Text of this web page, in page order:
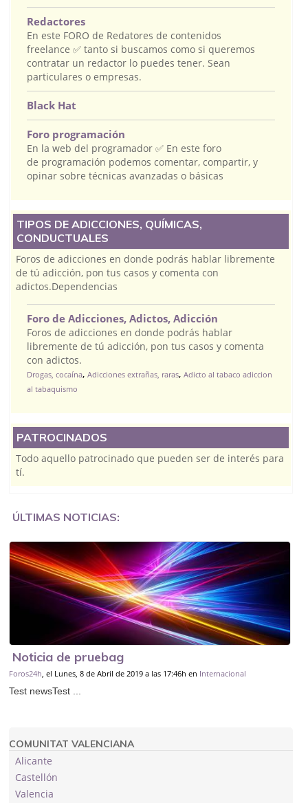
Redactores
En este FORO de Redatores de contenidos
freelance ✅ tanto si buscamos como si queremos
contratar un redactor lo puedes tener. Sean
particulares o empresas.
Black Hat
Foro programación
En la web del programador ✅ En este foro
de programación podemos comentar, compartir, y
opinar sobre técnicas avanzadas o básicas
TIPOS DE ADICCIONES, QUÍMICAS,
CONDUCTUALES
Foros de adicciones en donde podrás hablar libremente
de tú adicción, pon tus casos y comenta con
adictos.Dependencias
Foro de Adicciones, Adictos, Adicción
Foros de adicciones en donde podrás hablar
libremente de tú adicción, pon tus casos y comenta
con adictos.
Drogas, cocaína, Adicciones extrañas, raras, Adicto al tabaco adiccion
al tabaquismo
PATROCINADOS
Todo aquello patrocinado que pueden ser de interés para
tí.
ÚLTIMAS NOTICIAS:
Noticia de pruebag
Foros24h , el Lunes, 8 de Abril de 2019 a las 17:46h en Internacional
Test newsTest ...
COMUNITAT VALENCIANA
Alicante
Castellón
Valencia